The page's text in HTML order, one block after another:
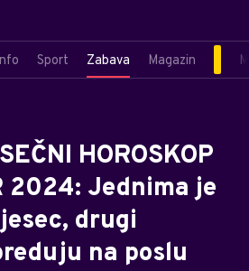
Sport Zabava Magazin
HOROSKOP
2024: Jednima je
drugi
na poslu